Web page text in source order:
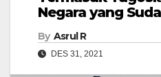
Negara yang
By Asrul R
DES 31, 2021